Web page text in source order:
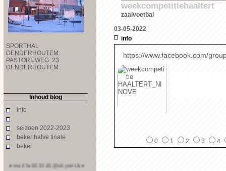
SPORTHAL
DENDERHOUTEM
PASTORIJWEG 23
DENDERHOUTEM
Inhoud blog
info
seizoen 2022-2023
beker halve finale
beker
email fa003345@skynet.be
weekcompetitiehaaltert
zaalvoetbal
03-05-2022
info
https://www.facebook.com/
0 1 2 3 4